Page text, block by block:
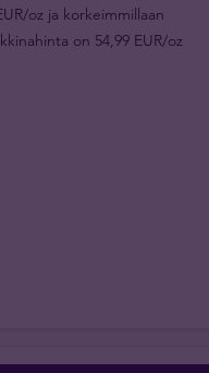
oz ja korkeimmillaan
on 54,99 EUR/oz